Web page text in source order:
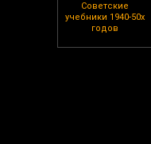
Советские
учебники 1940-50х
годов